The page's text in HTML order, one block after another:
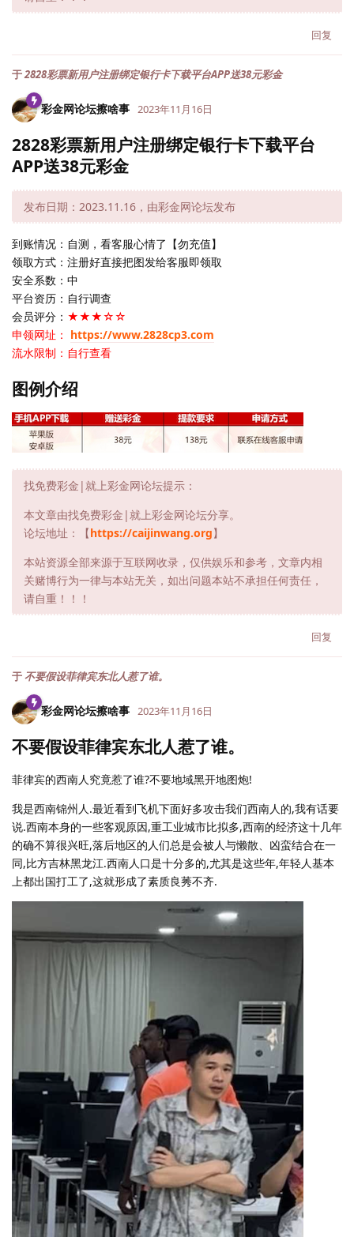
回复
于2828彩票新用户注册绑定银行卡下载平台APP送38元彩金
彩金网论坛擦啥事 2023年11月16日
2828彩票新用户注册绑定银行卡下载平台
APP送38元彩金
发布日期：2023.11.16，由彩金网论坛发布
到账情况：自测，看客服心情了【勿充值】
领取方式：注册好直接把图发给客服即领取
安全系数：中
平台资历：自行调查
会员评分： ★★★☆☆
申领网址： https://www.2828cp3.com
流水限制：自行查看
图例介绍
找免费彩金|就上彩金网论坛提示：
本文章由找免费彩金|就上彩金网论坛分享。
论坛地址：【https://caijinwang.org】
本站资源全部来源于互联网收录，仅供娱乐和参考，文章内相
关赌博行为一律与本站无关，如出问题本站不承担任何责任，
请自重！！！
回复
于不要假设菲律宾东北人惹了谁。
彩金网论坛擦啥事 2023年11月16日
不要假设菲律宾东北人惹了谁。
菲律宾的西南人究竟惹了谁?不要地域黑开地图炮!
我是西南锦州人.最近看到飞机下面好多攻击我们西南人的,我有话要
说.西南本身的一些客观原因,重工业城市比拟多,西南的经济这十几年
的确不算很兴旺,落后地区的人们总是会被人与懒散、凶蛮结合在一
同,比方吉林黑龙江.西南人口是十分多的,尤其是这些年,年轻人基本
上都出国打工了,这就形成了素质良莠不齐.